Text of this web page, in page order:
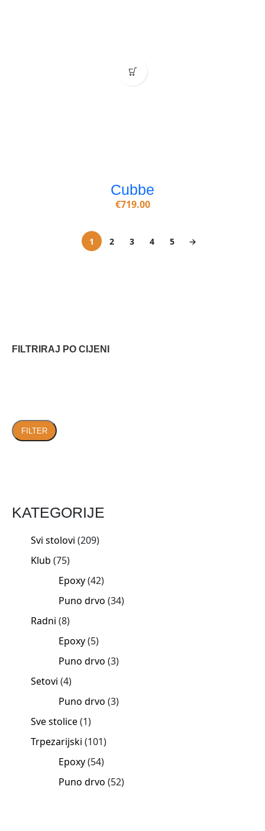
Cubbe
€719.00
1 2 3 4 5 →
FILTRIRAJ PO CIJENI
FILTER
KATEGORIJE
Svi stolovi 209
Klub 75
Epoxy 42
Puno drvo 34
Radni 8
Epoxy 5
Puno drvo 3
Setovi 4
Puno drvo 3
Sve stolice 1
Trpezarijski 101
Epoxy 54
Puno drvo 52